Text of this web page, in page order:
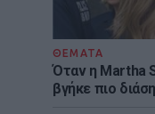
ΘΕΜΑΤΑ
Όταν η Martha
βγήκε πιο